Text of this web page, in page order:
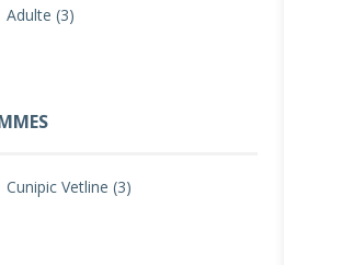
Adulte (3)
Cunipic Vetline (3)